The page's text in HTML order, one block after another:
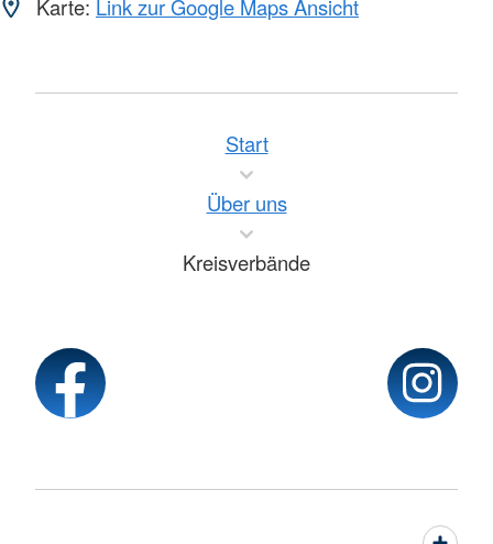
Karte: Link zur Google Maps Ansicht
Start
Über uns
Kreisverbände